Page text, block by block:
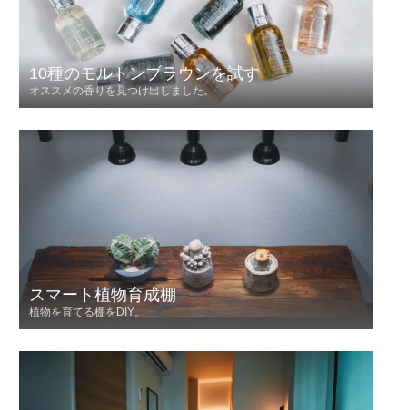
10種のモルトンブラウンを試す
オススメの香りを見つけ出しました。
スマート植物育成棚
植物を育てる棚をDIY。